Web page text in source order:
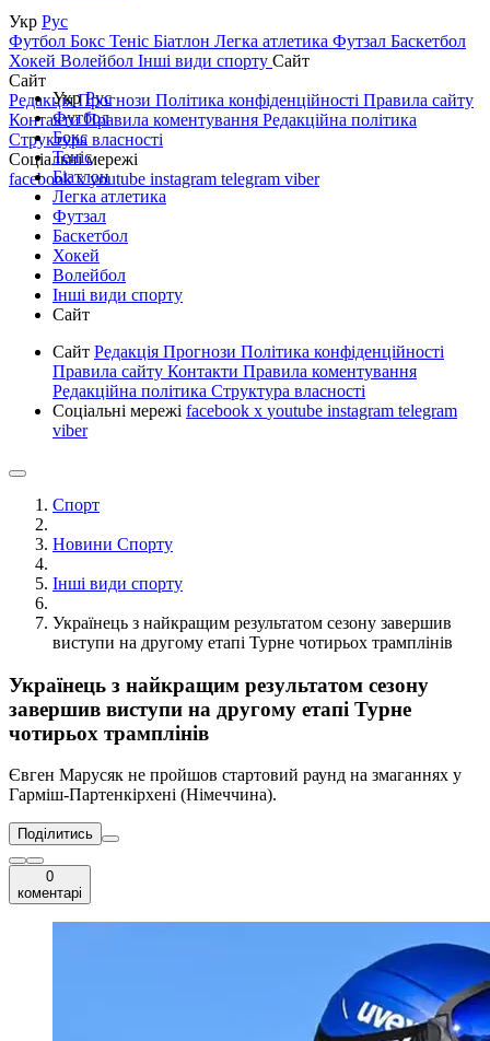
Укр Рус
Футбол Бокс Теніс Біатлон Легка атлетика Футзал Баскетбол
Хокей Волейбол Інші види спорту Сайт
Сайт
РедакціяПрогнози Політика конфіденційності Правила сайту
КонтактиПравила коментування Редакційна політика
Структура власності
Соціальні мережі
facebookxyoutube instagram telegram viber
УкрРус
Футбол
Бокс
Теніс
Біатлон
Легка атлетика
Футзал
Баскетбол
Хокей
Волейбол
Інші види спорту
Сайт
Сайт Редакція Прогнози Політика конфіденційності
Правила сайту Контакти Правила коментування
Редакційна політика Структура власності
Соціальні мережі facebook x youtube instagram telegram
viber
Спорт
Новини Спорту
Інші види спорту
Українець з найкращим результатом сезону завершив
виступи на другому етапі Турне чотирьох трамплінів
Українець з найкращим результатом сезону
завершив виступи на другому етапі Турне
чотирьох трамплінів
Євген Марусяк не пройшов стартовий раунд на змаганнях у
Гарміш-Партенкірхені (Німеччина).
Поділитись
0
коментарі